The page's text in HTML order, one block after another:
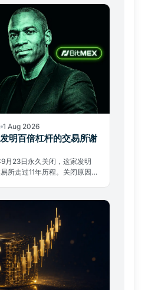
1 Aug 2026
明百倍杠杆的交易所谢
月23日永久关闭，这家发明
所走过11年历程。关闭原因不